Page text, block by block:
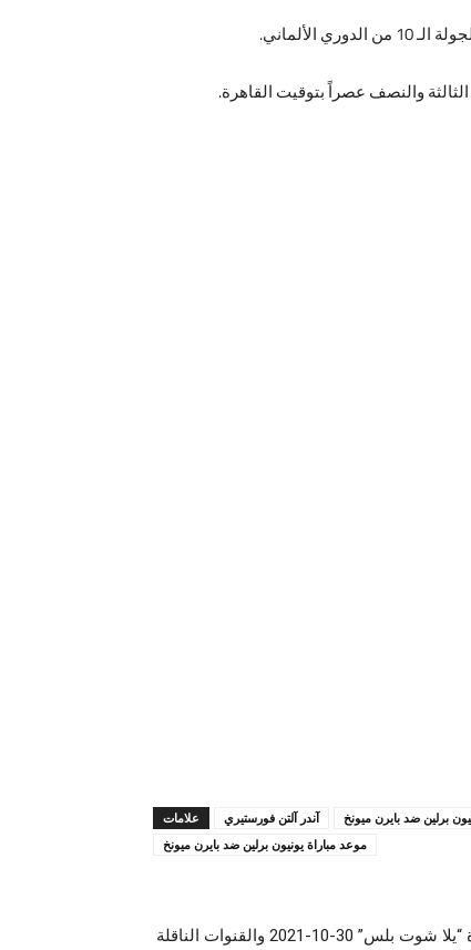
علامات آندر آلتن فورستيري برلين ضد بايرن ميونخ
موعد مباراة يونيون برلين ضد بايرن ميونخ
2021 والقنوات الناقلة